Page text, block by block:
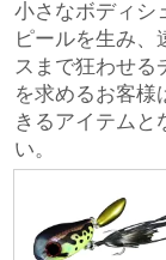
小さなボディシ
ピールを生み
スまで狂わせる
を求めるお客様
きるアイテムと
い。